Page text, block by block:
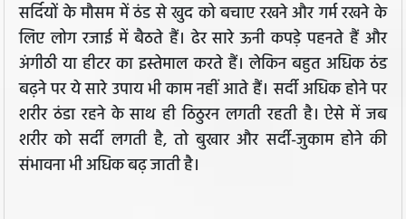
सर्दियों के मौसम में ठंड से खुद को बचाए रखने और गर्म रखने के
लिए लोग रजाई में बैठते हैं। ढेर सारे ऊनी कपड़े पहनते हैं और
अंगीठी या हीटर का इस्तेमाल करते हैं। लेकिन बहुत अधिक ठंड
बढ़ने पर ये सारे उपाय भी काम नहीं आते हैं। सर्दी अधिक होने पर
शरीर ठंडा रहने के साथ ही ठिठुरन लगती रहती है। ऐसे में जब
शरीर को सर्दी लगती है, तो बुखार और सर्दी-जुकाम होने की
संभावना भी अधिक बढ़ जाती है।